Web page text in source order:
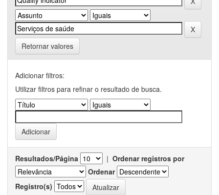
Retornar valores
Adicionar filtros:
Utilizar filtros para refinar o resultado de busca.
Resultados/Página | Ordenar registros por
Ordenar
Registro(s)